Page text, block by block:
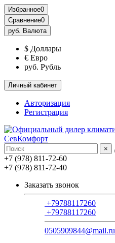
Избранное0
Сравнение0
руб. Валюта
$ Доллары
€ Евро
руб. Рубль
Личный кабинет
Авторизация
Регистрация
×
+7 (978) 811-72-60
+7 (978) 811-72-40
Заказать звонок
+79788117260
+79788117260
0505909844@mail.ru